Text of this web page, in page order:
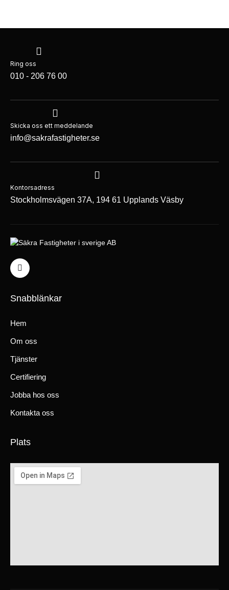
Ring oss
010 - 206 76 00
Skicka oss ett meddelande
info@sakrafastigheter.se
Kontorsadress
Stockholmsvägen 37A, 194 61 Upplands Väsby
Snabblänkar
Hem
Om oss
Tjänster
Certifiering
Jobba hos oss
Kontakta oss
Plats